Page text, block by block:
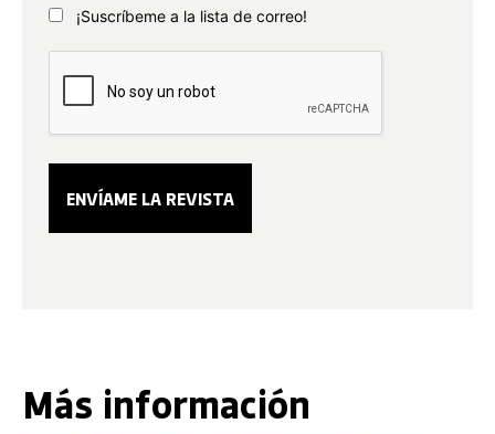
¡Suscríbeme a la lista de correo!
Más información